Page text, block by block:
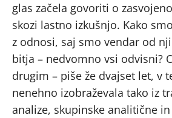
glas začela govoriti o
skozi lastno izkušnjo. Kako
z odnosi, saj smo vendar od
bitja – nedvomno vsi odvisni?
drugim – piše že dvajset let, v
nenehno izobraževala tako iz
analize, skupinske analitične